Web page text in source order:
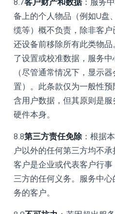
备上的个人物品（例如U盘
缆等）概不负责，除非客
还设备前移除所有此类物
了设置或校准数据，服务
（尽管通常情况下，显示
置）。此条款仅为一般性
含用户数据，但其原则是
硬件本身。
8.8第三方责任免除 ：根据
户以外的任何第三方均不
客户是企业或代表客户行
三方的任何义务。服务中
务的客户。